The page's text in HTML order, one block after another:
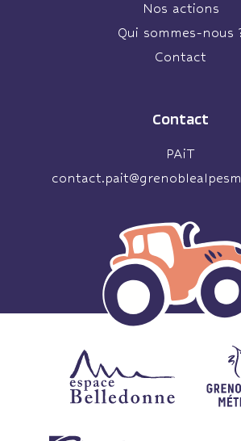
Nos actions
Qui sommes-nous
Contact
Contact
PAiT